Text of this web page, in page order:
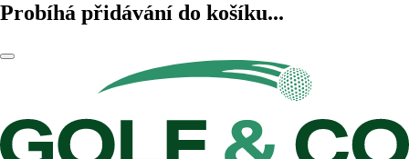
Probíhá přidávání do košíku...